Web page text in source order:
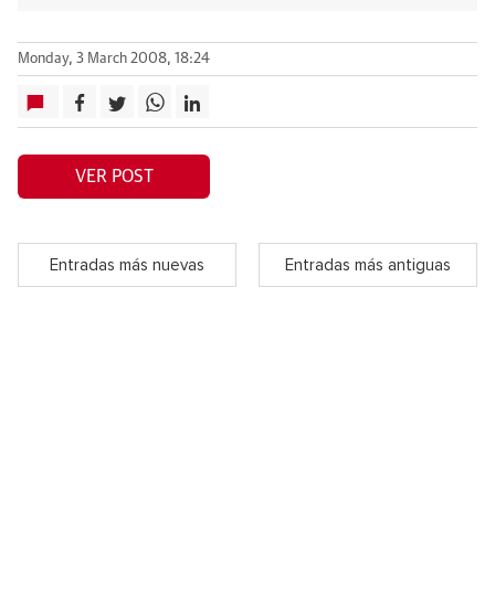
Monday, 3 March 2008, 18:24
VER POST
Entradas más nuevas Entradas más antiguas